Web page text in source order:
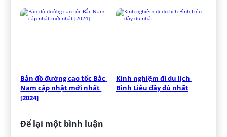
Bản đồ đường cao tốc Bắc
Nam cập nhật mới nhất
[2024]
Kinh nghiệm đi du lịch
Bình Liêu đầy đủ nhất
Để lại một bình luận